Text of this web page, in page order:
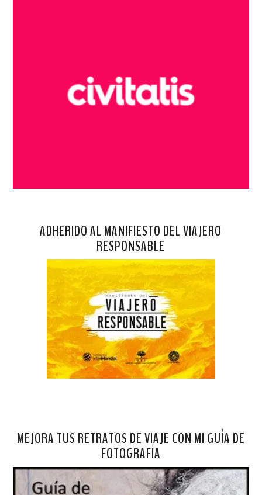
ADHERIDO AL MANIFIESTO DEL VIAJERO
RESPONSABLE
MEJORA TUS RETRATOS DE VIAJE CON MI GUÍA DE
FOTOGRAFÍA